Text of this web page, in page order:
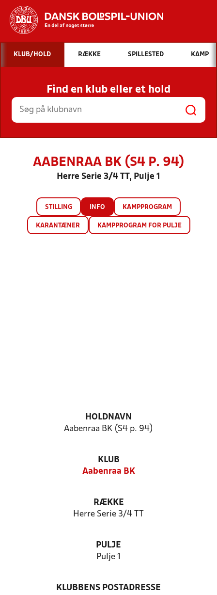
Hvad vil du søge efter?
INDHOLD OG NYHEDER
STILLINGER, RESULTATER, KLUBBER OG
HOLD
KLUB/HOLD RÆKKE SPILLESTED KAMP
Find en klub eller et hold
AABENRAA BK (S4 P. 94)
Herre Serie 3/4 TT, Pulje 1
STILLING INFO KAMPPROGRAM
KARANTÆNER KAMPPROGRAM FOR PULJE
HOLDNAVN
Aabenraa BK (S4 p. 94)
KLUB
Aabenraa BK
RÆKKE
Herre Serie 3/4 TT
PULJE
Pulje 1
KLUBBENS POSTADRESSE